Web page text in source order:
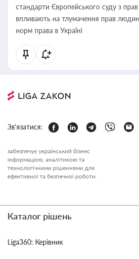
стандарти Європейського суду з
впливають на тлумачення прав
норм права в Україні
Зв'язатися:
забезпечує український бізнес
інформацією, аналітикою та
технологічними рішеннями для
ефективної та безпечної роботи.
Каталог рішень
Liga360: Керівник